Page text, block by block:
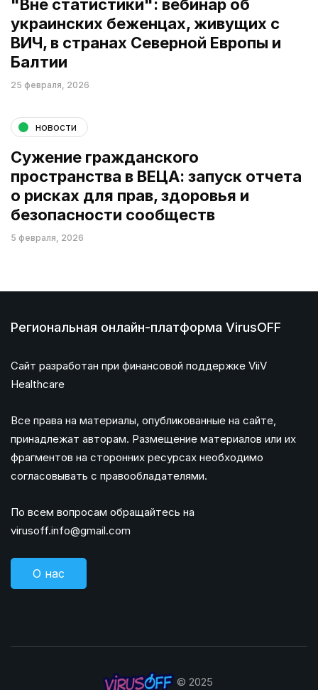
"Вне статистики": вебинар об
украинских беженцах, живущих с
ВИЧ, в странах Северной Европы и
Балтии
25 февраля, 2026
новости
Сужение гражданского
пространства в ВЕЦА: запуск отчета
о рисках для прав, здоровья и
безопасности сообществ
5 февраля, 2026
Региональная онлайн-платформа VirusOFF
Сайт разработан при финансовой поддержке ViiV
Healthcare
Все права на материалы, опубликованные на сайте,
принадлежат авторам. Размещение материалов или их
фрагментов на сторонних ресурсах необходимо
согласовывать с правообладателями.
По всем вопросам обращайтесь на
virusoff.info@gmail.com
О нас
© 2025